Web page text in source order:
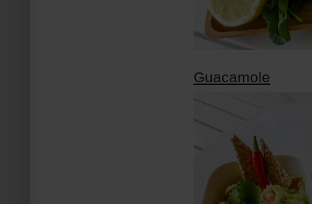
Guacamole